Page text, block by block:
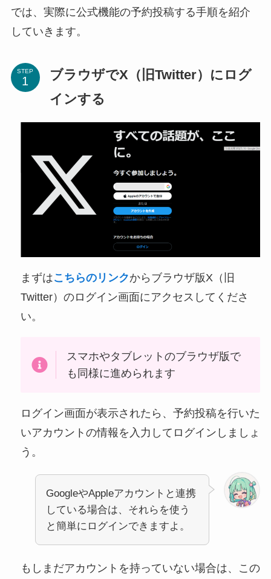
では、実際に公式機能の予約投稿する手順を紹介
していきます。
STEP
ブラウザでX（旧Twitter）にログ
インする
まずはこちらのリンクからブラウザ版X（旧
Twitter）のログイン画面にアクセスしてくださ
い。
スマホやタブレットのブラウザ版で
も同様に進められます
ログイン画面が表示されたら、予約投稿を行いた
いアカウントの情報を入力してログインしましょ
う。
GoogleやAppleアカウントと連携
している場合は、それらを使う
と簡単にログインできますよ。
もしまだアカウントを持っていない場合は、この